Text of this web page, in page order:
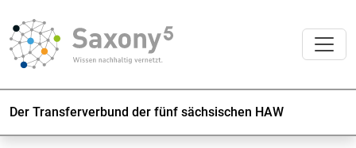
Der Transferverbund der fünf sächsischen HAW